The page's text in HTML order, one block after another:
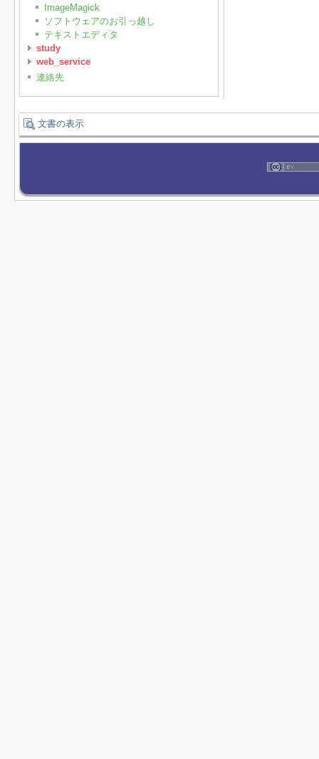
ImageMagick
ソフトウェアのお引っ越し
テキストエディタ
study
web_service
連絡先
文書の表示